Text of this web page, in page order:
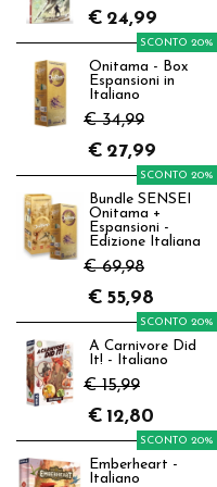
€ 24,99
Onitama - Box
Espansioni in
Italiano
€ 34,99
SCONTO 20%
€ 27,99
Bundle SENSEI
Onitama +
Espansioni -
Edizione Italiana
€ 69,98
SCONTO 20%
€ 55,98
A Carnivore Did
It! - Italiano
€ 15,99
SCONTO 20%
€ 12,80
Emberheart -
Italiano
SCONTO 20%